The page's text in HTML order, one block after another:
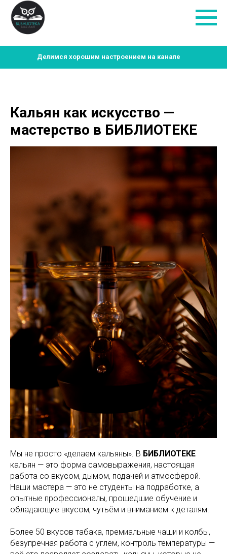
Делимся хорошим настроением на канале
Кальян как искусство —
мастерство в БИБЛИОТЕКЕ
Мы не просто «делаем кальяны». В БИБЛИОТЕКЕ
кальян — это форма самовыражения, настоящая
работа со вкусом, дымом, подачей и атмосферой.
Наши мастера — это не студенты на подработке, а
опытные профессионалы, прошедшие обучение и
обладающие вкусом, чутьём и вниманием к деталям.
Более 50 вкусов табака, премиальные чаши и колбы,
безупречная работа с углём, контроль температуры —